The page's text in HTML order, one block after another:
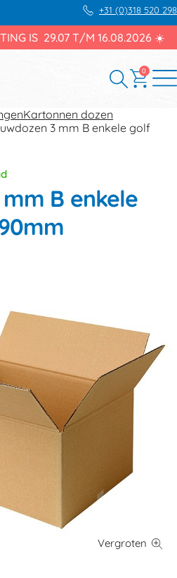
+31 (0)318 520 298
IS 29.07 T/M 16.08.2026 ☀️
0
Kartonnen dozen
3 mm B enkele golf
B enkele